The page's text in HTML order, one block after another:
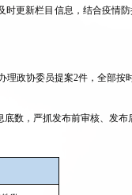
更新栏目信息，结合疫情
理政协委员提案2件，全部按
数，严抓发布前审核、发布